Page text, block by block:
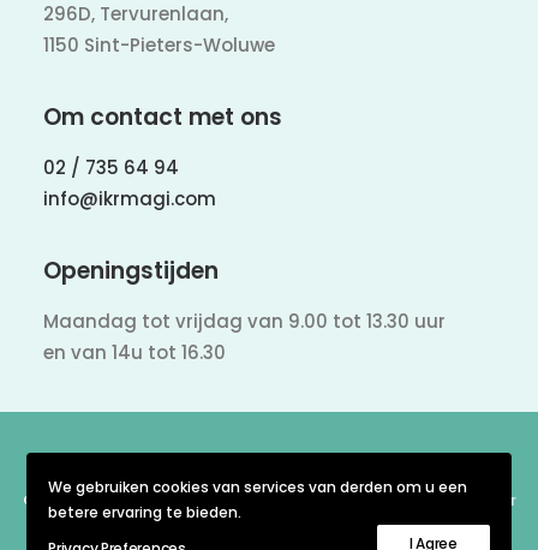
296D, Tervurenlaan,
1150 Sint-Pieters-Woluwe
Om contact met ons
02 / 735 64 94
info@ikrmagi.com
Openingstijden
Maandag tot vrijdag van 9.00 tot 13.30 uur
en van 14u tot 16.30
© IKR & MAGI – Tous droits réservés –Site internet est créé par
We gebruiken cookies van services van derden om u een
betere ervaring te bieden.
I Agree